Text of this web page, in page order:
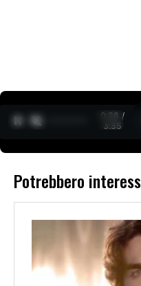
0:28 /
3:35
Potrebbero